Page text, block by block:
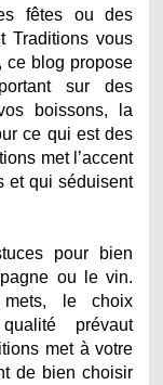
fêtes ou des
Traditions vous
ce blog propose
sur des
boissons, la
ce qui est des
met l’accent
et qui séduisent
pour bien
ou le vin.
le choix
prévaut
met à votre
de bien choisir